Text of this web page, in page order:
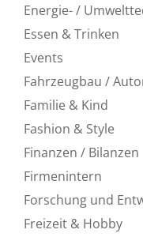
Energie- /
Essen & Trinken
Events
Fahrzeugbau /
Familie & Kind
Fashion & Style
Finanzen / Bilanzen
Firmenintern
Forschung und
Freizeit & Hobby